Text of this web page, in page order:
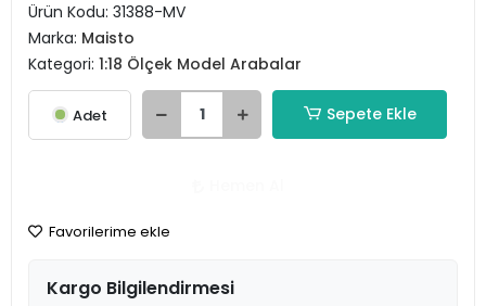
Ürün Kodu: 31388-MV
Marka: Maisto
Kategori: 1:18 Ölçek Model Arabalar
Adet Sepete Ekle
Favorilerime ekle
Kargo Bilgilendirmesi